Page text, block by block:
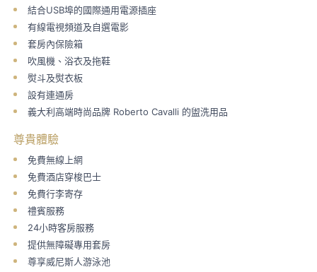
結合USB埠的國際通用電源插座
有線電視頻道及自選電影
套房內保險箱
吹風機、浴衣及拖鞋
熨斗及熨衣板
設有連通房
義大利高端時尚品牌 Roberto Cavalli 的盥洗用品
尊貴體驗
免費無線上網
免費酒店穿梭巴士
免費行李寄存
禮賓服務
24小時客房服務
提供無障礙專用套房
尊享威尼斯人游泳池